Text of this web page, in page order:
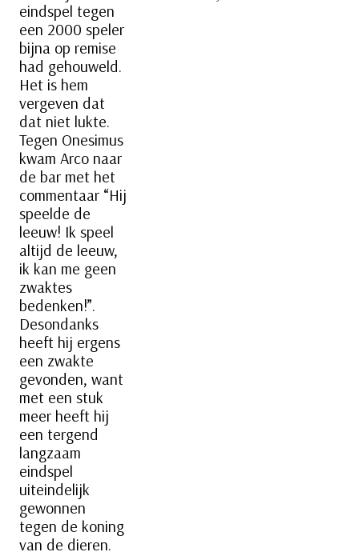
eindspel tegen
een 2000 speler
bijna op remise
had gehouweld.
Het is hem
vergeven dat
dat niet lukte.
Tegen Onesimus
kwam Arco naar
de bar met het
commentaar “Hij
speelde de
leeuw! Ik speel
altijd de leeuw,
ik kan me geen
zwaktes
bedenken!”.
Desondanks
heeft hij ergens
een zwakte
gevonden, want
met een stuk
meer heeft hij
een tergend
langzaam
eindspel
uiteindelijk
gewonnen
tegen de koning
van de dieren.